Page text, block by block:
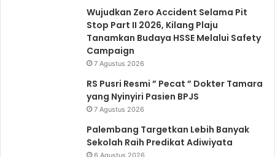
Wujudkan Zero Accident Selama Pit
Stop Part II 2026, Kilang Plaju
Tanamkan Budaya HSSE Melalui Safety
Campaign
7 Agustus 2026
RS Pusri Resmi ” Pecat ” Dokter Tamara
yang Nyinyiri Pasien BPJS
7 Agustus 2026
Palembang Targetkan Lebih Banyak
Sekolah Raih Predikat Adiwiyata
6 Agustus 2026